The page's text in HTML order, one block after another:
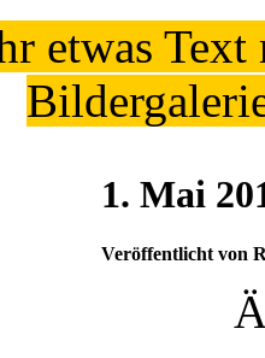
etwas
1. Mai
Veröffentlicht von